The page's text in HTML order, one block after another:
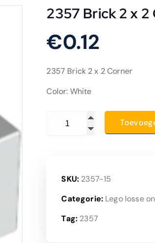
2357 Brick 2 x 2
€0.12
2357 Brick 2 x 2 Corner
Color: White
2357 Brick 2 x 2 Corner aantal
SKU: 2357-15
Categorie: Lego losse
Tag: 2357